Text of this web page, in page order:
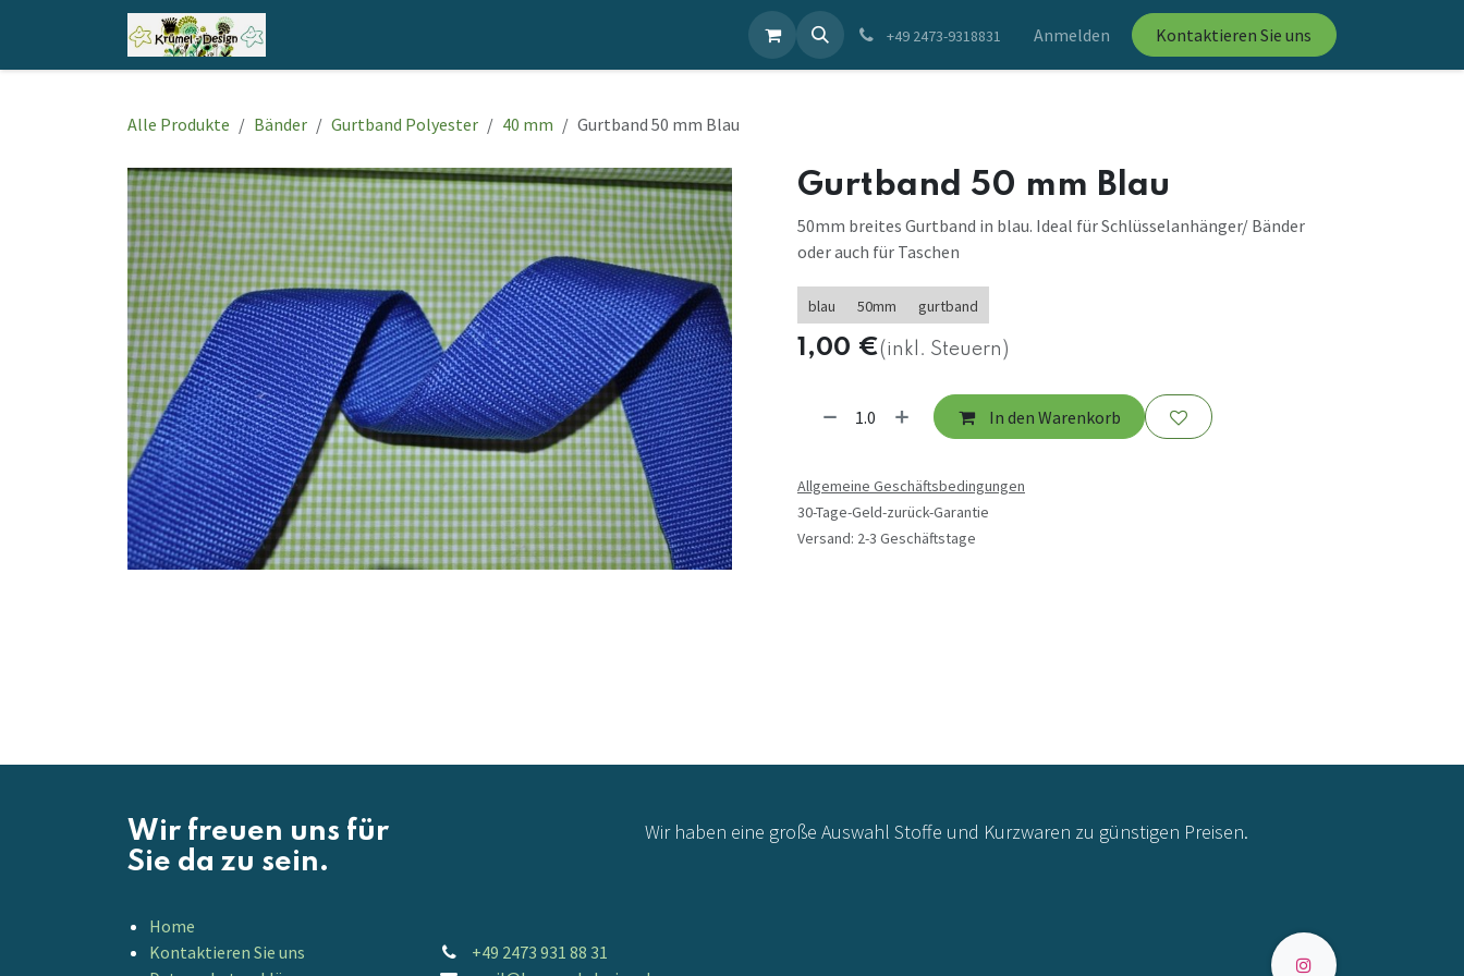
Zum Inhalt springen
+49 2473-9318831 Anmelden Kontaktieren Sie uns
Alle Produkte Bänder Gurtband Polyester 40 mm Gurtband 50 mm Blau
Gurtband 50 mm Blau
50mm breites Gurtband in blau. Ideal für Schlüsselanhänger/ Bänder
oder auch für Taschen
blau 50mm gurtband
1,00 €(inkl. Steuern)
In den Warenkorb
Allgemeine Geschäftsbedingungen
30-Tage-Geld-zurück-Garantie
Versand: 2-3 Geschäftstage
Wir freuen uns für
Sie da zu sein.
Wir haben eine große Auswahl Stoffe und Kurzwaren zu günstigen Preisen.
Home
Kontaktieren Sie uns
+49 2473 931 88 31